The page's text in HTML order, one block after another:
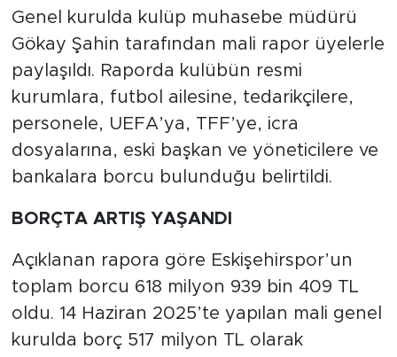
Genel kurulda kulüp muhasebe müdürü
Gökay Şahin tarafından mali rapor üyelerle
paylaşıldı. Raporda kulübün resmi
kurumlara, futbol ailesine, tedarikçilere,
personele, UEFA’ya, TFF’ye, icra
dosyalarına, eski başkan ve yöneticilere ve
bankalara borcu bulunduğu belirtildi.
BORÇTA ARTIŞ YAŞANDI
Açıklanan rapora göre Eskişehirspor’un
toplam borcu 618 milyon 939 bin 409 TL
oldu. 14 Haziran 2025’te yapılan mali genel
kurulda borç 517 milyon TL olarak